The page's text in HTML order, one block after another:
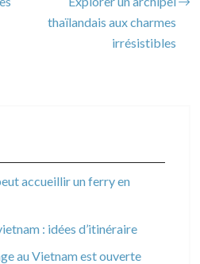
thaïlandais aux charmes
irrésistibles
accueillir un ferry en
: idées d’itinéraire
au Vietnam est ouverte